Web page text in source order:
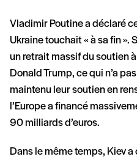
Vladimir Poutine a déclaré
Ukraine touchait « à sa fin
un retrait massif du soutien
Donald Trump, ce qui n’a
maintenu leur soutien en
l’Europe a financé
90 milliards d’euros.
Dans le même temps, Kiev